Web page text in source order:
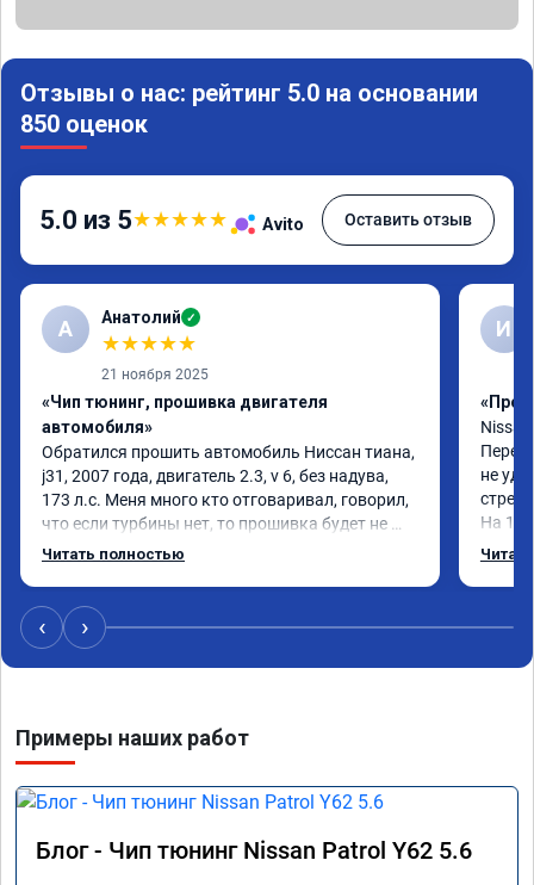
Отзывы о нас: рейтинг 5.0 на основании
850 оценок
5.0 из 5★★★★★ Avito Оставить отзыв
А Анатолий ✓
★★★★★
21 ноября 2025
«Чип тюнинг, прошивка двигателя
автомобиля»
Обратился прошить автомобиль Ниссан тиана,
j31, 2007 года, двигатель 2.3, v 6, без надува,
173 л.с. Меня много кто отговаривал, говорил,
что если турбины нет, то прошивка будет не
заметна и смысла платить за прошивку деньги
автомобиль стал живым, раскручивать
двигатель больше не надо, реакция на нажатие
газа стала молниеносной, пропала вялость и
РЕКОМЕНДУЮ!!!
Читать полностью
И
не
На
без
‹ ›
Примеры наших работ
Блог - Чип тюнинг Nissan Patrol Y62 5.6